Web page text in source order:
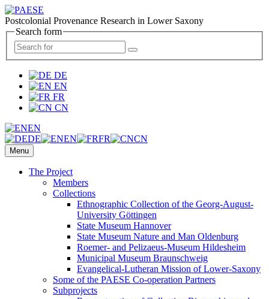
Postcolonial Provenance Research in Lower Saxony
Search form
DE
EN
FR
CN
EN
DE
EN FR CN
Menu
The Project
Members
Collections
Ethnographic Collection of the Georg-August-
University Göttingen
State Museum Hannover
State Museum Nature and Man Oldenburg
Roemer- and Pelizaeus-Museum Hildesheim
Municipal Museum Braunschweig
Evangelical-Lutheran Mission of Lower-Saxony
Some of the PAESE Co-operation Partners
Subprojects